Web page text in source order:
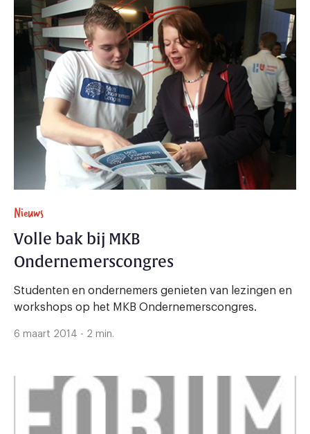
Nieuws
Volle bak bij MKB
Ondernemerscongres
Studenten en ondernemers genieten van lezingen en
workshops op het MKB Ondernemerscongres.
6 maart 2014 - 2 min.